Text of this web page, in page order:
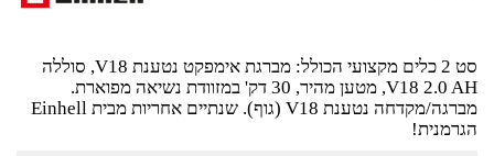
סט 2 כלים מקצועי הכולל: מברגת אימפקט נטענת V18, סוללה
V18 2.0 AH, מטען מהיר, 30 דק' במזוודת נשיאה מפוארת.
מברגה/מקדחה נטענת V18 (גוף). שנתיים אחריות מבית Einhell
הגרמנית!